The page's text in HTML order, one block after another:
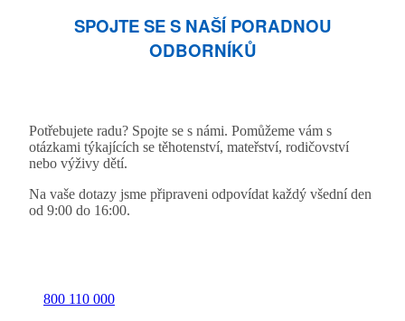
SPOJTE SE S NAŠÍ PORADNOU
ODBORNÍKŮ
Potřebujete radu? Spojte se s námi. Pomůžeme vám s
otázkami týkajících se těhotenství, mateřství, rodičovství
nebo výživy dětí.
Na vaše dotazy jsme připraveni odpovídat každý všední den
od 9:00 do 16:00.
800 110 000